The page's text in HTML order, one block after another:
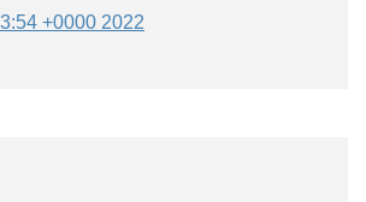
+0000 2022